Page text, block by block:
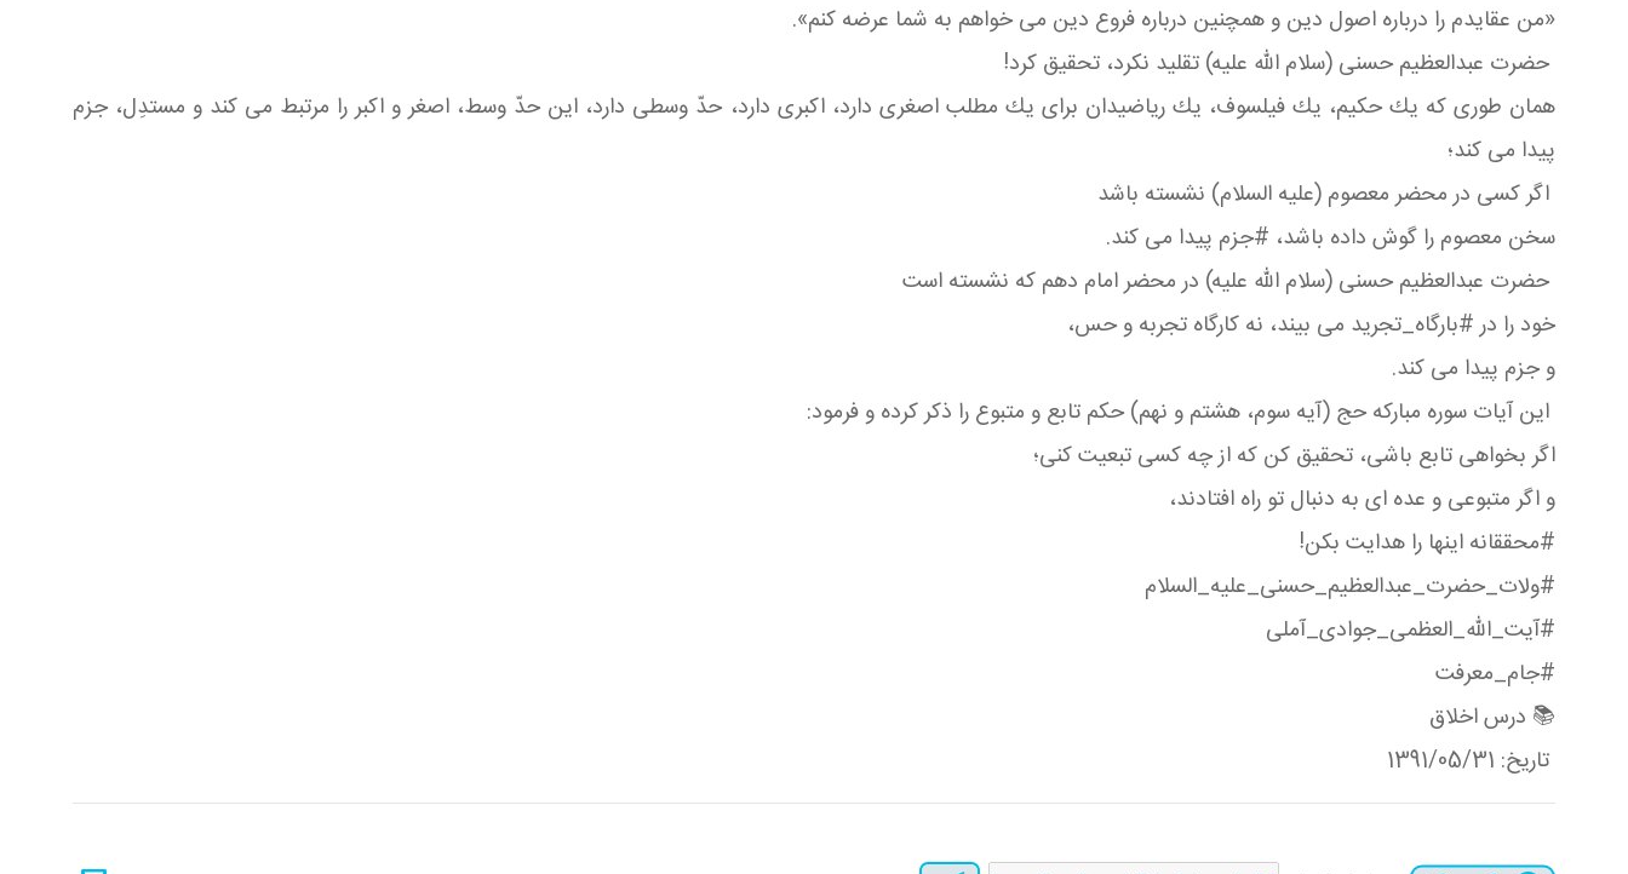
«من عقایدم را درباره اصول دین و همچنین درباره فروع دین می خواهم به شما عرضه كنم».
حضرت عبدالعظیم حسنی (سلام الله علیه) تقلید نكرد، تحقیق كرد!
همان طوری كه یك حكیم، یك فیلسوف، یك ریاضیدان برای یك مطلب اصغری دارد، اكبری دارد، حدّ وسطی دارد، این حدّ وسط، اصغر و اكبر را مرتبط می كند و مستدِل، جزم
پیدا می كند؛
اگر كسی در محضر معصوم (علیه السلام) نشسته باشد
سخن معصوم را گوش داده باشد، #جزم پیدا می كند.
حضرت عبدالعظیم حسنی (سلام الله علیه) در محضر امام دهم كه نشسته است
خود را در #بارگاه_تجرید می بیند، نه كارگاه تجربه و حس،
و جزم پیدا می كند.
این آیات سوره مباركه حج (آیه سوم، هشتم و نهم) حكم تابع و متبوع را ذكر كرده و فرمود:
اگر بخواهی تابع باشی، تحقیق كن كه از چه كسی تبعیت كنی؛
و اگر متبوعی و عده ای به دنبال تو راه افتادند،
#محققانه اینها را هدایت بكن!
#ولات_حضرت_عبدالعظیم_حسنی_علیه_السلام
#آیت_الله_العظمی_جوادی_آملی
#جام_معرفت
📚 درس اخلاق
تاریخ: 1391/05/31